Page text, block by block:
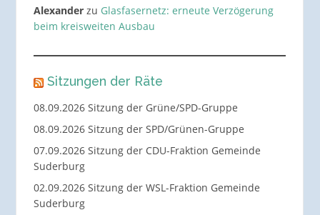
Alexanderzu Glasfasernetz: erneute Verzögerung
beim kreisweiten Ausbau
Sitzungen der Räte
08.09.2026 Sitzung der Grüne/SPD-Gruppe
08.09.2026 Sitzung der SPD/Grünen-Gruppe
07.09.2026 Sitzung der CDU-Fraktion Gemeinde
Suderburg
02.09.2026 Sitzung der WSL-Fraktion Gemeinde
Suderburg